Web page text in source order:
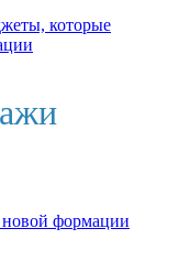
которые
новой формации